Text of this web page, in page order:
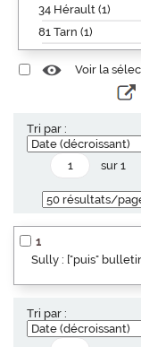
34 Hérault (1)
81 Tarn (1)
Voir la
Tri par :
sur 1
1
Sully : ["puis"
Tri par :